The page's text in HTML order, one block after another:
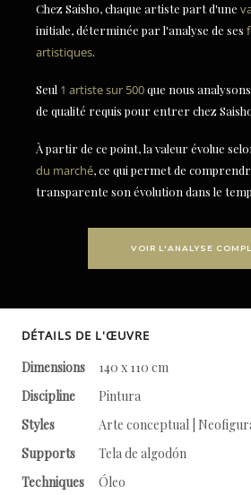
Chez Saisho, chaque artiste part d'une
initiale, déterminée par l'analyse de ses
artistiques.
Seul 1 artiste sur 500que nous
de qualité requis pour entrer chez
À partir de ce point, la valeur évolue
du marché, ce qui permet de
transparente son évolution dans le
VOIR L'ANALYSE
DÉTAILS DE L'ŒUVRE
Dimensions
140 x 110 cm
Discipline
Pintura
Styles
Arte conceptual |
Supports
Tela de algodón
Techniques
Óleo